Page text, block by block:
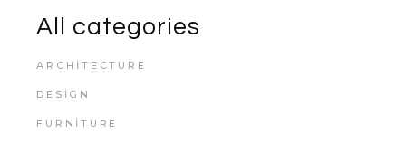
All categories
ARCHITECTURE
DESIGN
FURNITURE